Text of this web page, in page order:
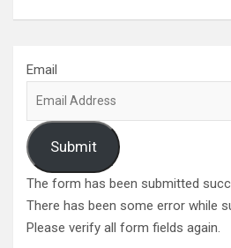
Email
Submit
The form has been submitted
There has been some error while
Please verify all form fields again.